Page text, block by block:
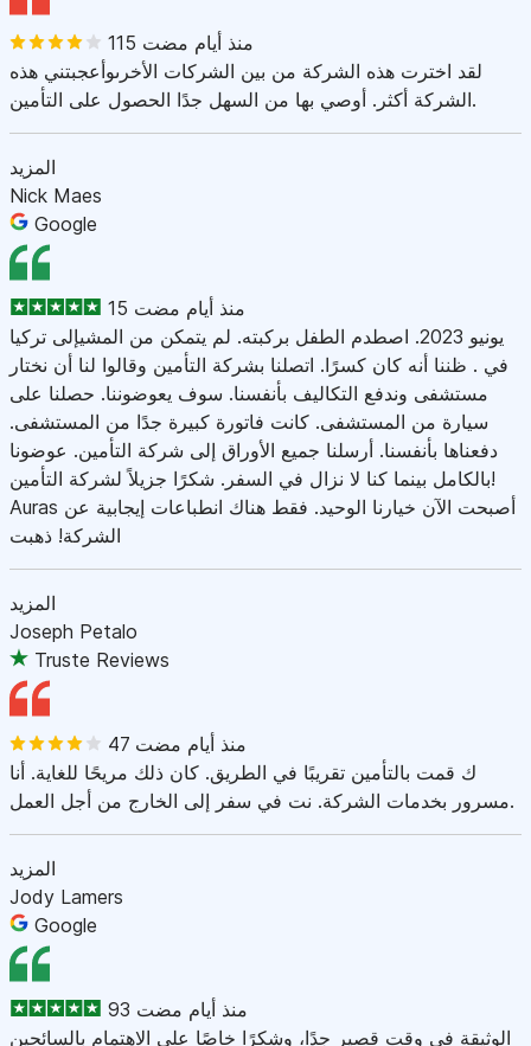
115 منذ أيام مضت
لقد اخترت هذه الشركة من بين الشركات الأخرىوأعجبتني هذه
الشركة أكثر. أوصي بها من السهل جدًا الحصول على التأمين.
المزيد
Nick Maes
Google
15 منذ أيام مضت
يونيو 2023. اصطدم الطفل بركبته. لم يتمكن من المشيإلى تركيا
في . ظننا أنه كان كسرًا. اتصلنا بشركة التأمين وقالوا لنا أن نختار
مستشفى وندفع التكاليف بأنفسنا. سوف يعوضوننا. حصلنا على
سيارة من المستشفى. كانت فاتورة كبيرة جدًا من المستشفى.
دفعناها بأنفسنا. أرسلنا جميع الأوراق إلى شركة التأمين. عوضونا
بالكامل بينما كنا لا نزال في السفر. شكرًا جزيلاً لشركة التأمين!
Auras أصبحت الآن خيارنا الوحيد. فقط هناك انطباعات إيجابية عن
الشركة! ذهبت
المزيد
Joseph Petalo
Truste Reviews
47 منذ أيام مضت
ك قمت بالتأمين تقريبًا في الطريق. كان ذلك مريحًا للغاية. أنا
مسرور بخدمات الشركة. نت في سفر إلى الخارج من أجل العمل.
المزيد
Jody Lamers
Google
93 منذ أيام مضت
الوثيقة في وقت قصير جدًا، وشكرًا خاصًا على الاهتمام بالسائحين